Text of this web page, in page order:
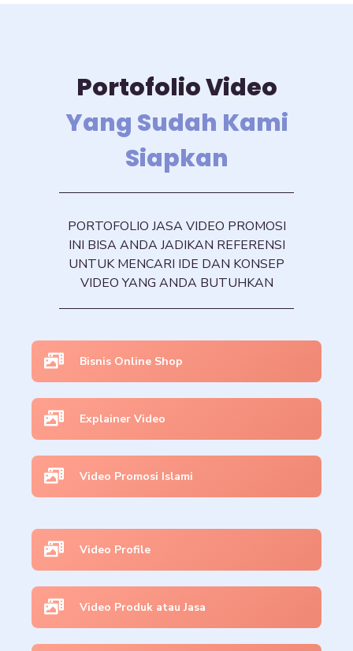
Portofolio Video
Yang Sudah Kami
Siapkan
PORTOFOLIO JASA VIDEO PROMOSI
INI BISA ANDA JADIKAN REFERENSI
UNTUK MENCARI IDE DAN KONSEP
VIDEO YANG ANDA BUTUHKAN
Bisnis Online Shop
Explainer Video
Video Promosi Islami
Video Profile
Video Produk atau Jasa